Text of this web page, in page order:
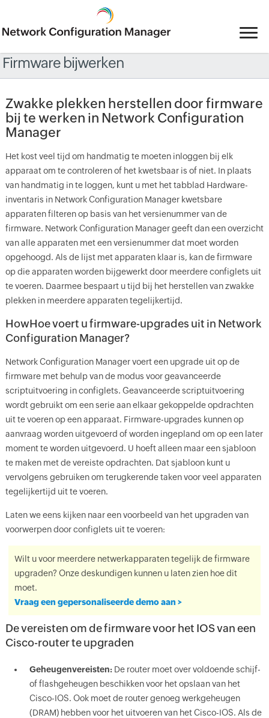
Firmware bijwerken
Zwakke plekken herstellen door firmware
bij te werken in Network Configuration
Manager
Het kost veel tijd om handmatig te moeten inloggen bij elk
apparaat om te controleren of het kwetsbaar is of niet. In plaats
van handmatig in te loggen, kunt u met het tabblad Hardware-
inventaris in Network Configuration Manager kwetsbare
apparaten filteren op basis van het versienummer van de
firmware. Network Configuration Manager geeft dan een overzicht
van alle apparaten met een versienummer dat moet worden
opgehoogd. Als de lijst met apparaten klaar is, kan de firmware
op die apparaten worden bijgewerkt door meerdere configlets uit
te voeren. Daarmee bespaart u tijd bij het herstellen van zwakke
plekken in meerdere apparaten tegelijkertijd.
HowHoe voert u firmware-upgrades uit in Network
Configuration Manager?
Network Configuration Manager voert een upgrade uit op de
firmware met behulp van de modus voor geavanceerde
scriptuitvoering in configlets. Geavanceerde scriptuitvoering
wordt gebruikt om een serie aan elkaar gekoppelde opdrachten
uit te voeren op een apparaat. Firmware-upgrades kunnen op
aanvraag worden uitgevoerd of worden ingepland om op een later
moment te worden uitgevoerd. U hoeft alleen maar een sjabloon
te maken met de vereiste opdrachten. Dat sjabloon kunt u
vervolgens gebruiken om terugkerende taken voor veel apparaten
tegelijkertijd uit te voeren.
Laten we eens kijken naar een voorbeeld van het upgraden van
voorwerpen door configlets uit te voeren:
Wilt u voor meerdere netwerkapparaten tegelijk de firmware
upgraden? Onze deskundigen kunnen u laten zien hoe dit
moet.
Vraag een gepersonaliseerde demo aan >
De vereisten om de firmware voor het IOS van een
Cisco-router te upgraden
Geheugenvereisten:De router moet over voldoende schijf-
of flashgeheugen beschikken voor het opslaan van het
Cisco-IOS. Ook moet de router genoeg werkgeheugen
(DRAM) hebben voor het uitvoeren van het Cisco-IOS. Als de